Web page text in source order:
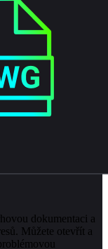
dokumentaci a
Můžete otevřít a